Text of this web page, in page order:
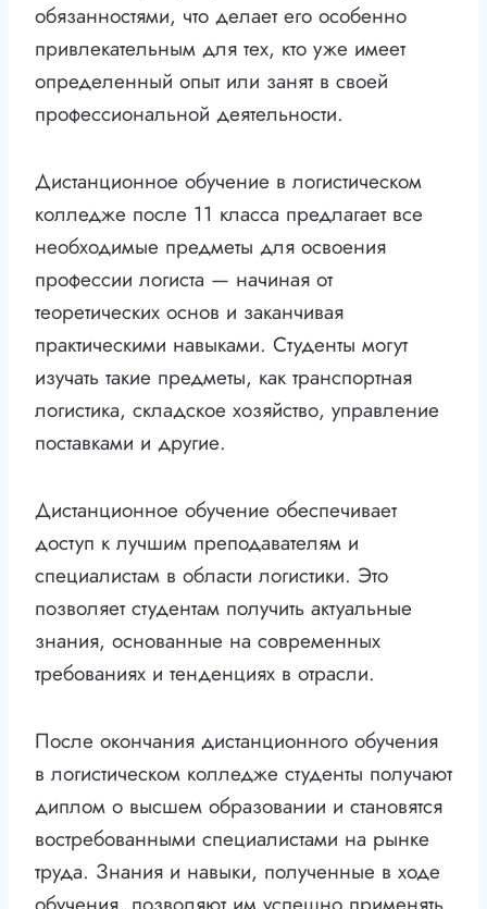
обязанностями, что делает его особенно
привлекательным для тех, кто уже имеет
определенный опыт или занят в своей
профессиональной деятельности.
Дистанционное обучение в логистическом
колледже после 11 класса предлагает все
необходимые предметы для освоения
профессии логиста — начиная от
теоретических основ и заканчивая
практическими навыками. Студенты могут
изучать такие предметы, как транспортная
логистика, складское хозяйство, управление
поставками и другие.
Дистанционное обучение обеспечивает
доступ к лучшим преподавателям и
специалистам в области логистики. Это
позволяет студентам получить актуальные
знания, основанные на современных
требованиях и тенденциях в отрасли.
После окончания дистанционного обучения
в логистическом колледже студенты получают
диплом о высшем образовании и становятся
востребованными специалистами на рынке
труда. Знания и навыки, полученные в ходе